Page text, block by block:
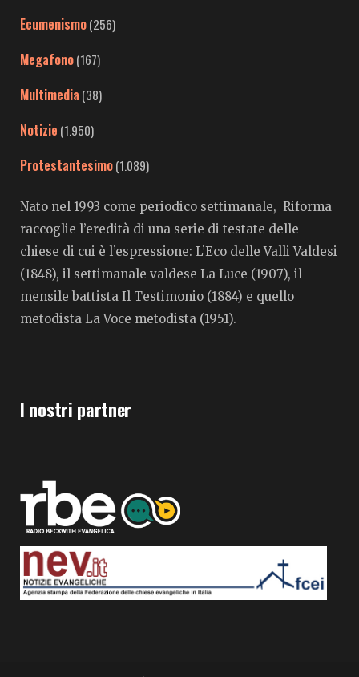
Ecumenismo(256)
Megafono(167)
Multimedia (38)
Notizie (1.950)
Protestantesimo(1.089)
Nato nel 1993 come periodico settimanale, Riforma
raccoglie l’eredità di una serie di testate delle
chiese di cui è l’espressione: L’Eco delle Valli Valdesi
(1848), il settimanale valdese La Luce (1907), il
mensile battista Il Testimonio (1884) e quello
metodista La Voce metodista (1951).
I nostri partner